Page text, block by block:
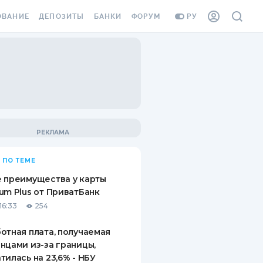
РУ
ВИНЬЕТКА
СОТРУДНИКОВ
ОТ
СЛУЧАЕВ
ДЕПОЗИТЫ
ВОПРОСЫ И ОТВЕТЫ
ПУТЕВОДИТЕЛИ ПО
БАНКИ ФОРУМ
ПО ТЕМЕ
преимущества у карты
Plus от ПриватБанк
254
плата, получаемая
из-за границы,
на 23,6% - НБУ